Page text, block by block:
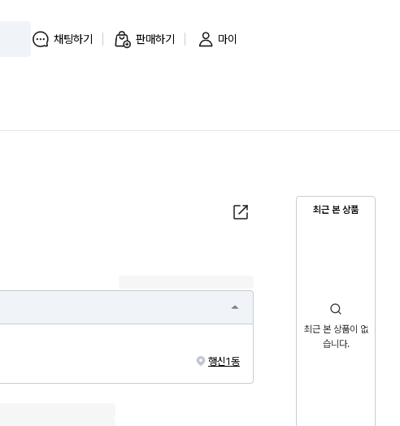
채팅하기 판매하기 마이
최근 본 상품
최근 본 상품이 없
습니다.
행신1동